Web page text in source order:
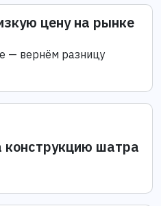
цену на рынке
— вернём разницу
конструкцию шатра